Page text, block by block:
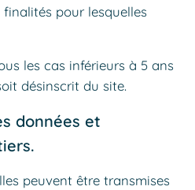
finalités pour lesquelles
les cas inférieurs à 5 ans
désinscrit du site.
données et
peuvent être transmises